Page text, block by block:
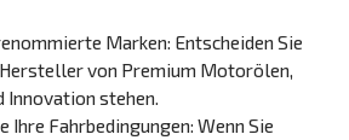
Marken: Entscheiden Sie
von Premium Motorölen,
Innovation stehen.
Ihre Fahrbedingungen: Wenn Sie